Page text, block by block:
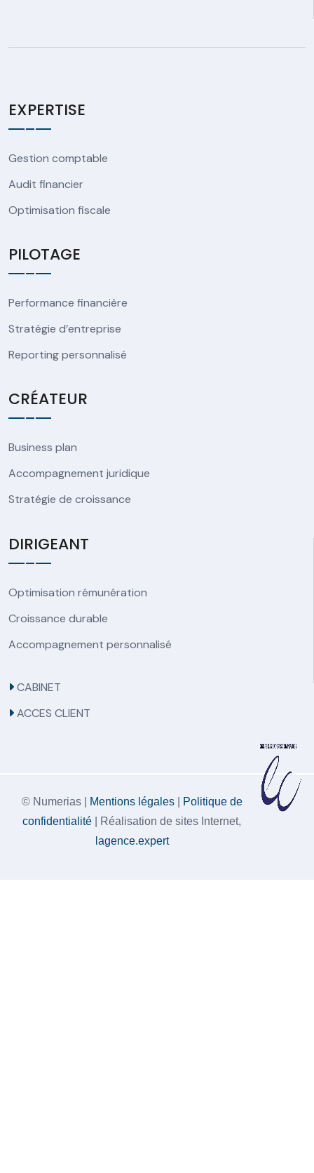
EXPERTISE
Gestion comptable
Audit financier
Optimisation fiscale
PILOTAGE
Performance financière
Stratégie d’entreprise
Reporting personnalisé
CRÉATEUR
Business plan
Accompagnement juridique
Stratégie de croissance
DIRIGEANT
Optimisation rémunération
Croissance durable
Accompagnement personnalisé
CABINET
ACCES CLIENT
© Numerias | Mentions légales|
Politique de
confidentialité | Réalisation de sites Internet,
lagence.expert